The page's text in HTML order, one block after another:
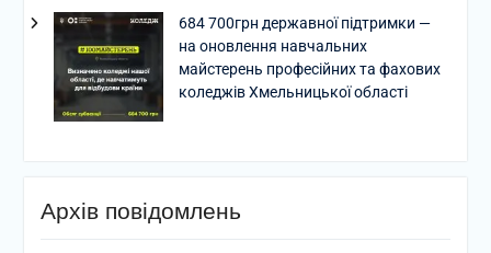
684 700грн державної підтримки —
на оновлення навчальних
майстерень професійних та фахових
коледжів Хмельницької області
Архів повідомлень